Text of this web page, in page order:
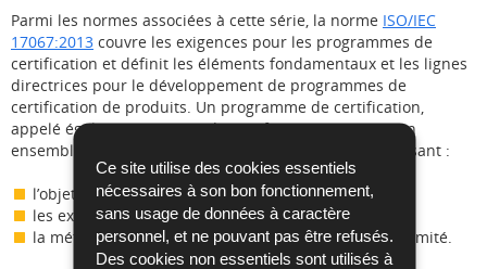
Ce site utilise des cookies essentiels
nécessaires à son bon fonctionnement,
sans usage de données à caractère
personnel, et ne pouvant pas être refusés.
Des cookies non essentiels sont utilisés à
Parmi les normes associées à cette série, la norme ISO/IEC
17067:2013 couvre les exigences pour les programmes de
certification et définit les éléments fondamentaux et les lignes
directrices pour le développement de programmes de
certification de produits. Un programme de certification,
appelé également schéma de certification, constitue un
ensemble structuré de règles et de procédures définissant :
l’objet de l’évaluation ;
les exigences applicables ;
la méthodologie employée pour démontrer la conformité.